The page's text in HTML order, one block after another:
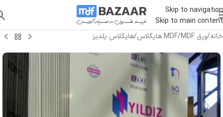
Skip to navigation
Skip to main content
خانه/ورق MDF /MDF هایگلاس /هایگلاس یلدیز